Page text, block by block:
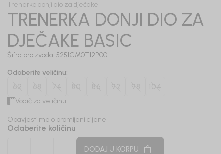
Trenerke donji dio za dječake
TRENERKA DONJI DIO ZA
DJEČAKE BASIC
Šifra proizvoda: 5251OM0T12P00
Odaberite veličinu:
Vodič za veličinu
Obavjesti me o promijeni cijene
Odaberite količinu
DODAJ U KORPU